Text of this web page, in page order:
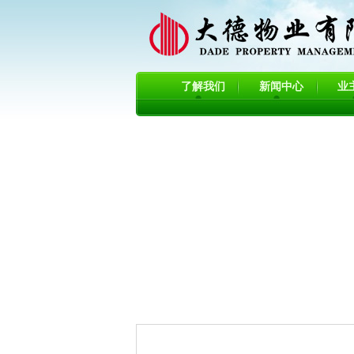
了解我们 新闻中心 业